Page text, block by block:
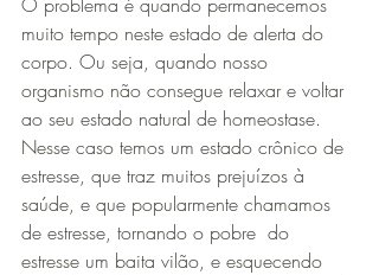
muito tempo neste estado de alerta do
corpo. Ou seja, quando nosso
organismo não consegue relaxar e voltar
ao seu estado natural de homeostase.
Nesse caso temos um estado crônico de
estresse, que traz muitos prejuízos à
saúde, e que popularmente chamamos
de estresse, tornando o pobre  do
estresse um baita vilão, e esquecendo